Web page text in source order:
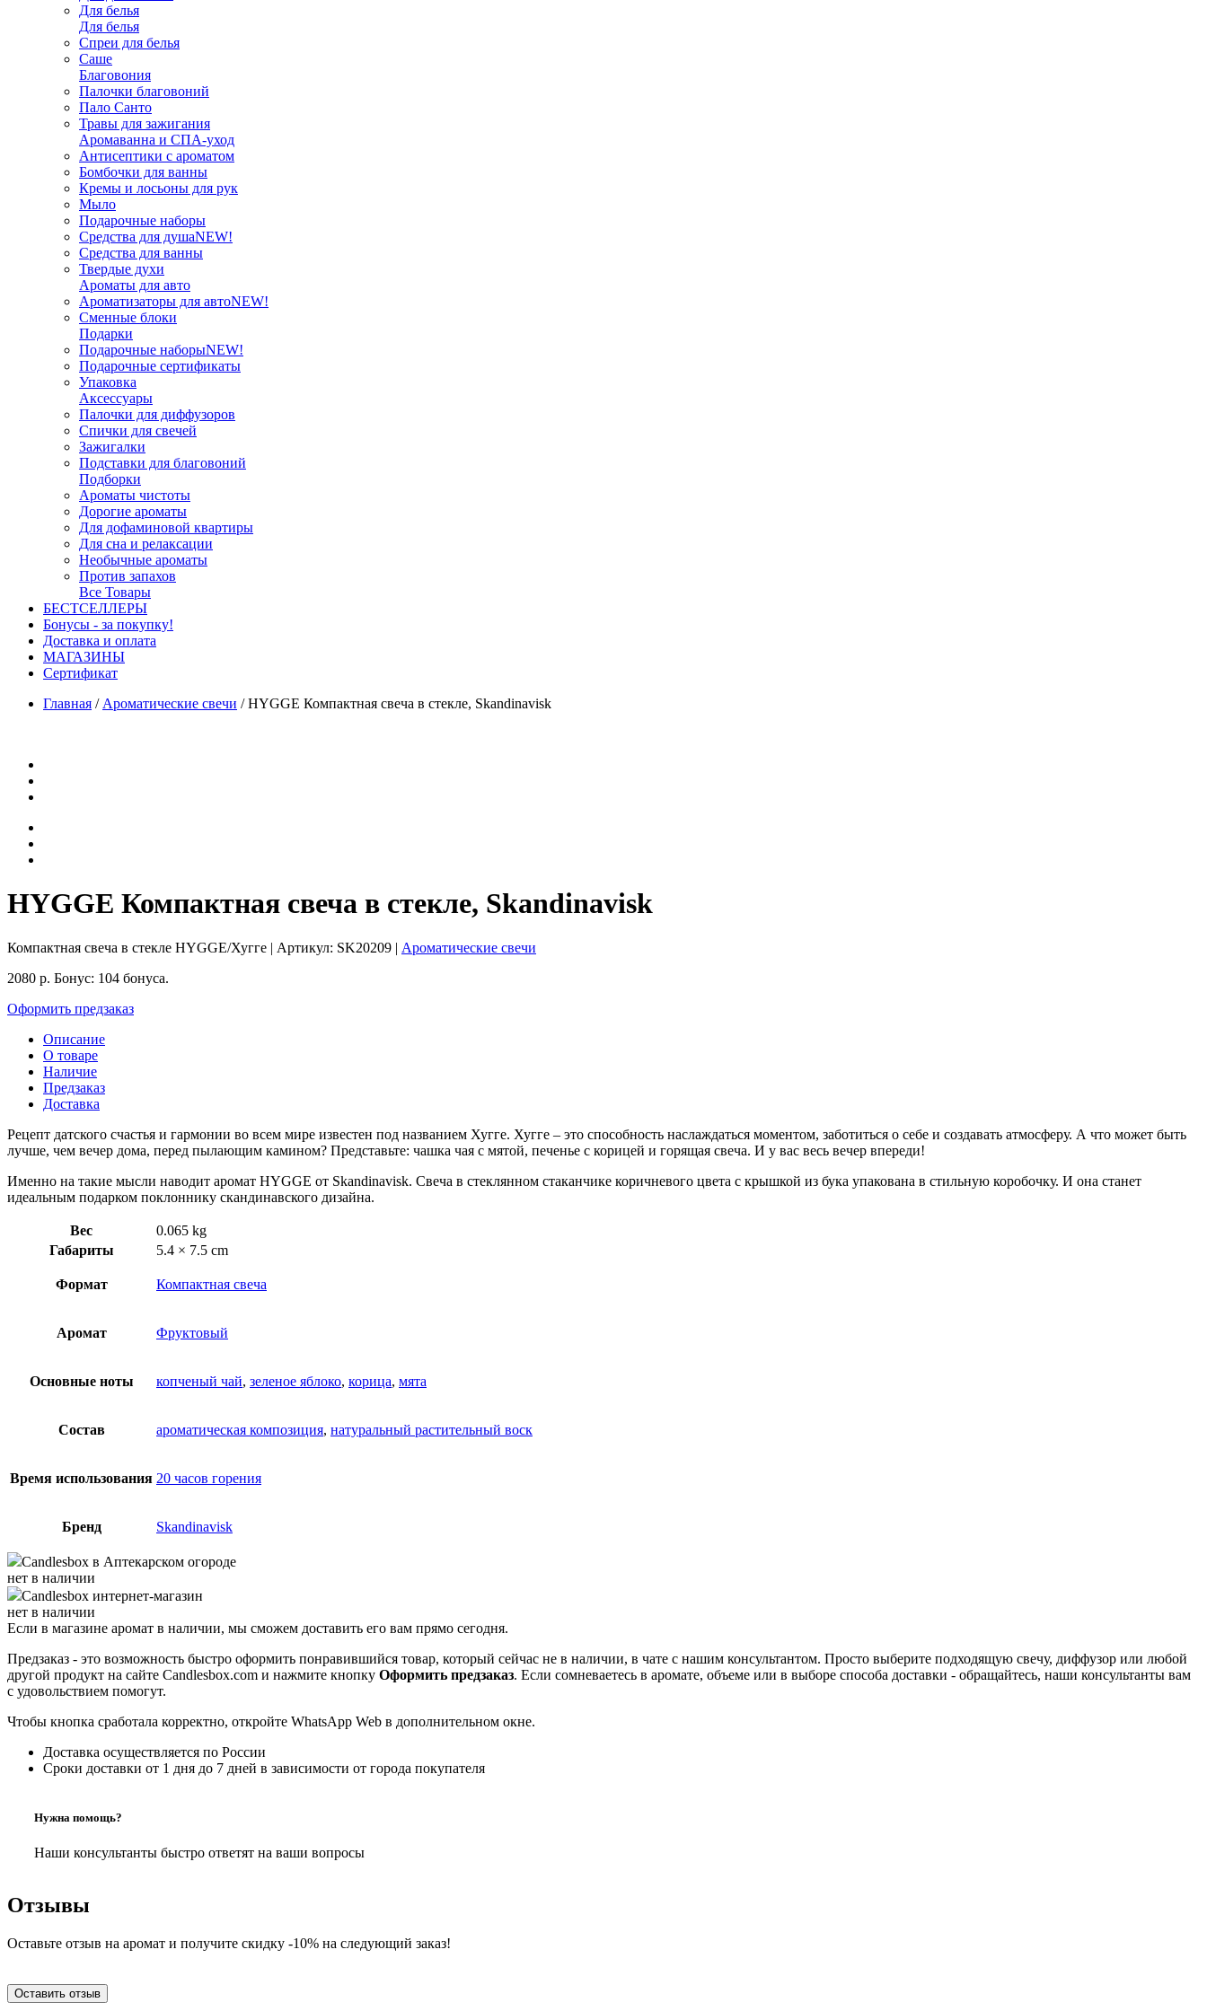
Для белья
Для белья
Спреи для белья
Саше
Благовония
Палочки благовоний
Пало Санто
Травы для зажигания
Аромаванна и СПА-уход
Антисептики с ароматом
Бомбочки для ванны
Кремы и лосьоны для рук
Мыло
Подарочные наборы
Средства для душаNEW!
Средства для ванны
Твердые духи
Ароматы для авто
Ароматизаторы для автоNEW!
Сменные блоки
Подарки
Подарочные наборыNEW!
Подарочные сертификаты
Упаковка
Аксессуары
Палочки для диффузоров
Спички для свечей
Зажигалки
Подставки для благовоний
Подборки
Ароматы чистоты
Дорогие ароматы
Для дофаминовой квартиры
Для сна и релаксации
Необычные ароматы
Против запахов
Все Товары
БЕСТСЕЛЛЕРЫ
Бонусы - за покупку!
Доставка и оплата
МАГАЗИНЫ
Cертификат
Главная / Ароматические свечи /HYGGE Компактная свеча в стекле, Skandinavisk
HYGGE Компактная свеча в стекле, Skandinavisk
Компактная свеча в стекле HYGGE/Хугге | Артикул: SK20209 | Ароматические свечи
2080 р. Бонус: 104 бонуса.
Оформить предзаказ
Описание
О товаре
Наличие
Предзаказ
Доставка
Рецепт датского счастья и гармонии во всем мире известен под названием Хугге. Хугге – это способность наслаждаться моментом, заботиться о себе и создавать атмосферу. А что может быть
лучше, чем вечер дома, перед пылающим камином? Представьте: чашка чая с мятой, печенье с корицей и горящая свеча. И у вас весь вечер впереди!
Именно на такие мысли наводит аромат HYGGE от Skandinavisk. Свеча в стеклянном стаканчике коричневого цвета с крышкой из бука упакована в стильную коробочку. И она станет
идеальным подарком поклоннику скандинавского дизайна.
Вес
0.065 kg
Габариты
5.4 × 7.5 cm
Формат Компактная свеча
Аромат Фруктовый
Основные ноты копченый чай, зеленое яблоко, корица, мята
Состав ароматическая композиция, натуральный растительный воск
Время использования 20 часов горения
Бренд Skandinavisk
Candlesbox в Аптекарском огороде
нет в наличии
Candlesbox интернет-магазин
нет в наличии
Если в магазине аромат в наличии, мы сможем доставить его вам прямо сегодня.
Предзаказ - это возможность быстро оформить понравившийся товар, который сейчас не в наличии, в чате с нашим консультантом. Просто выберите подходящую свечу, диффузор или любой
другой продукт на сайте Candlesbox.com и нажмите кнопку Оформить предзаказ. Если сомневаетесь в аромате, объеме или в выборе способа доставки - обращайтесь, наши консультанты вам
с удовольствием помогут.
Чтобы кнопка сработала корректно, откройте WhatsApp Web в дополнительном окне.
Доставка осуществляется по России
Сроки доставки от 1 дня до 7 дней в зависимости от города покупателя
Нужна помощь?
Наши консультанты быстро ответят на ваши вопросы
Отзывы
Оставьте отзыв на аромат и получите скидку -10% на следующий заказ!
Оставить отзыв